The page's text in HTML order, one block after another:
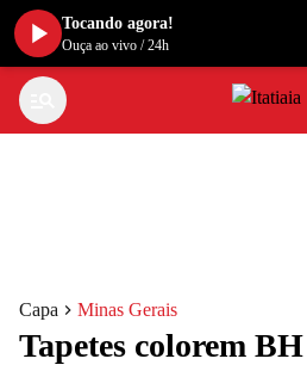
Capa Minas Gerais
Tapetes colorem
Tocando agora!
Ouça ao vivo /24h